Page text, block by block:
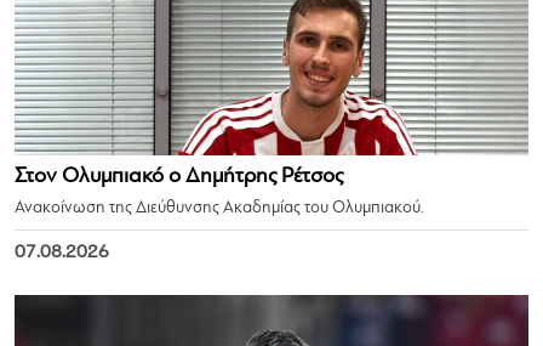
Στον Ολυμπιακό ο Δημήτρης Ρέτσος
Ανακοίνωση της Διεύθυνσης Ακαδημίας του Ολυμπιακού.
07.08.2026